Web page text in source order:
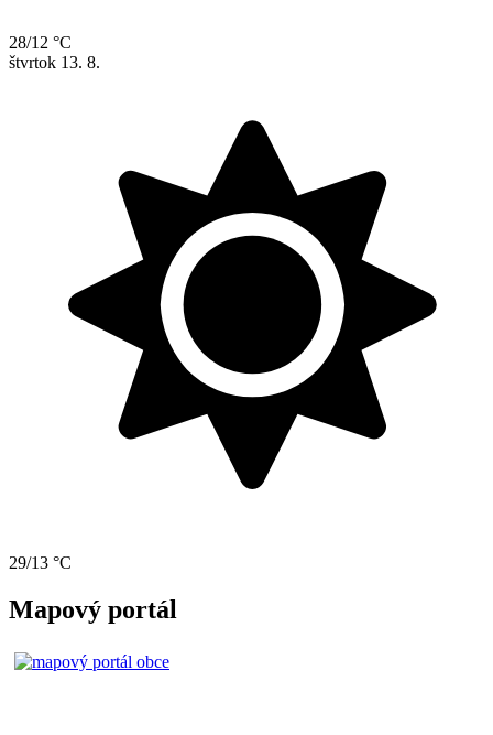
28/12 °C
štvrtok 13. 8.
29/13 °C
Mapový portál